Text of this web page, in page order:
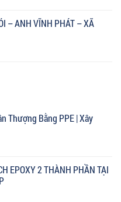
– ANH VĨNH PHÁT – XÃ
Thượng Bằng PPE | Xây
EPOXY 2 THÀNH PHẦN TẠI